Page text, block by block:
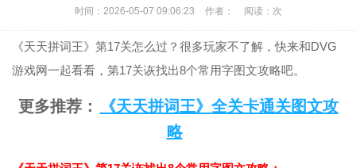
时间：2026-05-07 09:06:23 作者： 阅读： 次
《天天拼词王》第17关怎么过？很多玩家不了解，快来和DVG
游戏网一起看看，第17关诙找出8个常用字图文攻略吧。
更多推荐：
《天天拼词王》全关卡通关图文攻
略